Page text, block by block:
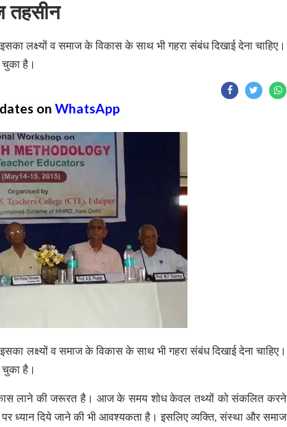
तहसीन
लक्ष्यों व समाज के विकास के साथ भी गहरा संबंध दिखाई देना चाहिए।
चुका है।
on WhatsApp
लक्ष्यों व समाज के विकास के साथ भी गहरा संबंध दिखाई देना चाहिए।
चुका है।
लाने की जरूरत है। आज के समय शोध केवल तथ्यों को संकलित करने
ध्यान दिये जाने की भी आवश्यकता है। इसलिए व्यक्ति, संस्था और समाज